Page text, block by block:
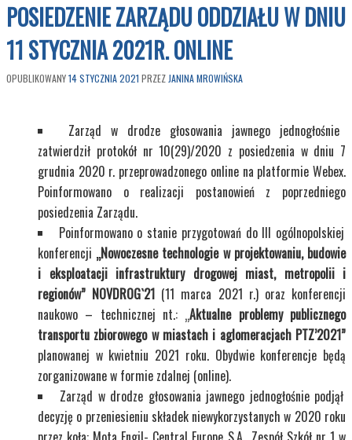
POSIEDZENIE ZARZĄDU ODDZIAŁU W DNIU
11 STYCZNIA 2021R. ONLINE
OPUBLIKOWANY14 STYCZNIA 2021 PRZEZJANINA MROWIŃSKA
Zarząd w drodze głosowania jawnego jednogłośnie
zatwierdził protokół nr 10(29)/2020 z posiedzenia w dniu 7
grudnia 2020 r. przeprowadzonego online na platformie Webex.
Poinformowano o realizacji postanowień z poprzedniego
posiedzenia Zarządu.
Poinformowano o stanie przygotowań do III ogólnopolskiej
konferencji „Nowoczesne technologie w projektowaniu, budowie
i eksploatacji infrastruktury drogowej miast, metropolii i
regionów” NOVDROG`21 (11 marca 2021 r.) oraz konferencji
naukowo – technicznej nt.: „Aktualne problemy publicznego
transportu zbiorowego w miastach i aglomeracjach PTZ’2021”
planowanej w kwietniu 2021 roku. Obydwie konferencje będą
zorganizowane w formie zdalnej (online).
Zarząd w drodze głosowania jawnego jednogłośnie podjął
decyzję o przeniesieniu składek niewykorzystanych w 2020 roku